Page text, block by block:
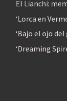
El Lianchi:
‘Lorca en
‘Bajo el ojo
‘Dreaming